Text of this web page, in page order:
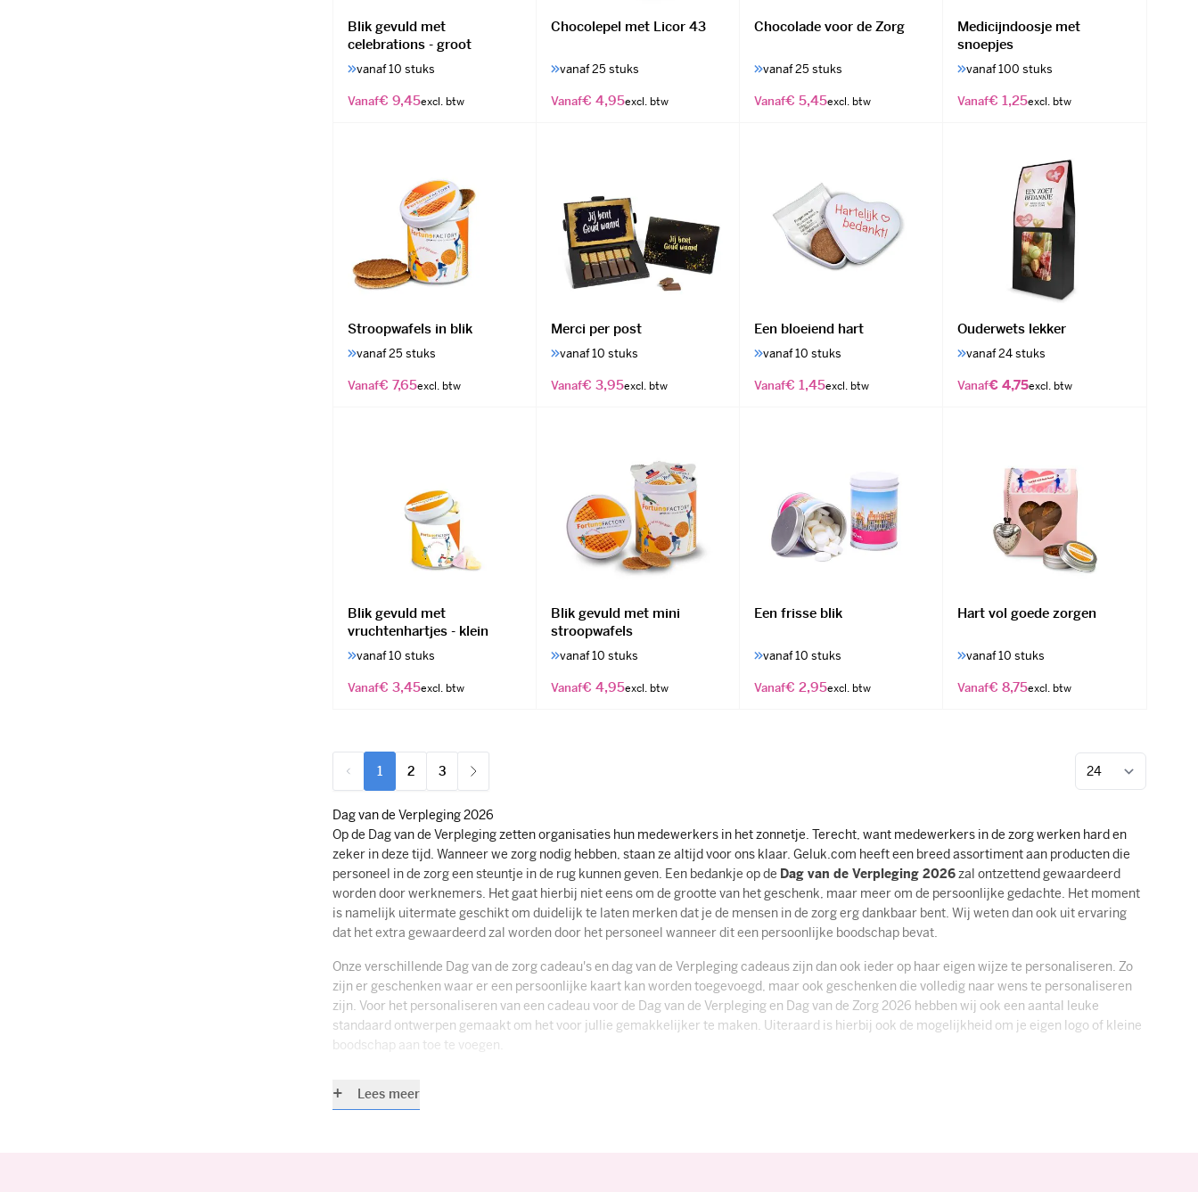
Blik gevuld met
celebrations - groot
vanaf 10 stuks
Vanaf€ 9,45
Chocolepel met Licor 43
vanaf 25 stuks
Vanaf€ 4,95
Chocolade voor de Zorg
vanaf 25 stuks
Vanaf€ 5,45
Medicijndoosje met
snoepjes
vanaf 100 stuks
Vanaf€ 1,25
Stroopwafels in blik
vanaf 25 stuks
Vanaf€ 7,65
Merci per post
vanaf 10 stuks
Vanaf€ 3,95
Een bloeiend hart
vanaf 10 stuks
Vanaf€ 1,45
Ouderwets lekker
vanaf 24 stuks
Vanaf€ 4,75
Blik gevuld met
vruchtenhartjes - klein
vanaf 10 stuks
Vanaf€ 3,45
Blik gevuld met mini
stroopwafels
vanaf 10 stuks
Vanaf€ 4,95
Een frisse blik
vanaf 10 stuks
Vanaf€ 2,95
Hart vol goede zorgen
vanaf 10 stuks
Vanaf€ 8,75
U lees momenteel pagina
1
Pagina
2
Pagina
3
Toon
Dag van de Verpleging 2026
Op de Dag van de Verpleging zetten organisaties hun medewerkers in het zonnetje. Terecht, want medewerkers in de zorg werken hard en
zeker in deze tijd. Wanneer we zorg nodig hebben, staan ze altijd voor ons klaar. Geluk.com heeft een breed assortiment aan producten die
personeel in de zorg een steuntje in de rug kunnen geven. Een bedankje op de Dag van de Verpleging 2026zal ontzettend gewaardeerd
worden door werknemers. Het gaat hierbij niet eens om de grootte van het geschenk, maar meer om de persoonlijke gedachte. Het moment
is namelijk uitermate geschikt om duidelijk te laten merken dat je de mensen in de zorg erg dankbaar bent. Wij weten dan ook uit ervaring
dat het extra gewaardeerd zal worden door het personeel wanneer dit een persoonlijke boodschap bevat.
Onze verschillende Dag van de zorg cadeau's en dag van de Verpleging cadeaus zijn dan ook ieder op haar eigen wijze te personaliseren. Zo
zijn er geschenken waar er een persoonlijke kaart kan worden toegevoegd, maar ook geschenken die volledig naar wens te personaliseren
zijn. Voor het personaliseren van een cadeau voor de Dag van de Verpleging en Dag van de Zorg 2026 hebben wij ook een aantal leuke
standaard ontwerpen gemaakt om het voor jullie gemakkelijker te maken. Uiteraard is hierbij ook de mogelijkheid om je eigen logo of kleine
boodschap aan toe te voegen.
Nog meer dan ooit verdienen het personeel in de zorg een cadeau. In de hectische- en vooral drukke periodes in de zorg, verdienen onze
Lees meer